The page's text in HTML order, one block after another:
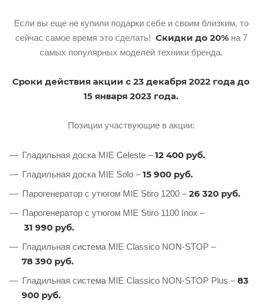
Если вы еще не купили подарки себе и своим близким, то
сейчас самое время это сделать! Скидки до 20% на 7
самых популярных моделей техники бренда.
Сроки действия акции с 23 декабря 2022 года до
15 января 2023 года.
Позиции участвующие в акции:
Гладильная доска MIE Celeste –12 400 руб.
Гладильная доска MIE Solo –15 900 руб.
Парогенератор с утюгом MIE Stiro 1200 –26 320 руб.
Парогенератор с утюгом MIE Stiro 1100 Inox –
31 990 руб.
Гладильная система MIE Classico NON-STOP –
78 390 руб.
Гладильная система MIE Classico NON-STOP Plus –83
900 руб.